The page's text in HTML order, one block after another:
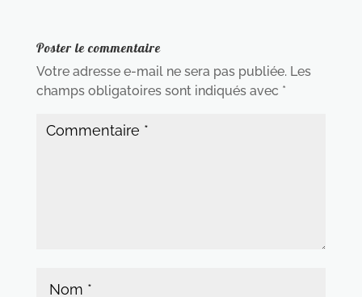
Poster le commentaire
Votre adresse e-mail ne sera pas publiée. Les
champs obligatoires sont indiqués avec *